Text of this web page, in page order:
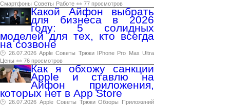
Смартфоны Советы Работе 👀 77 просмотров
Какой Айфон выбрать
для бизнеса в 2026
году: 5 солидных
моделей для тех, кто всегда
на созвоне
🕑 26.07.2026 Apple Советы Трюки IPhone Pro Max Ultra
Цены 👀 76 просмотров
Как я обхожу санкции
Apple и ставлю на
Айфон приложения,
которых нет в App Store
🕑 26.07.2026 Apple Советы Трюки Обзоры
Приложений